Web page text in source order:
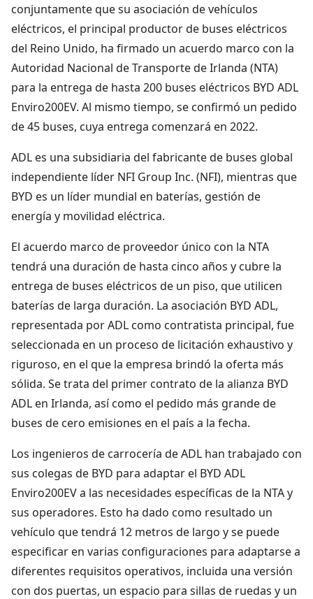
conjuntamente que su asociación de vehículos
eléctricos, el principal productor de buses eléctricos
del Reino Unido, ha firmado un acuerdo marco con la
Autoridad Nacional de Transporte de Irlanda (NTA)
para la entrega de hasta 200 buses eléctricos BYD ADL
Enviro200EV. Al mismo tiempo, se confirmó un pedido
de 45 buses, cuya entrega comenzará en 2022.
ADL es una subsidiaria del fabricante de buses global
independiente líder NFI Group Inc. (NFI), mientras que
BYD es un líder mundial en baterías, gestión de
energía y movilidad eléctrica.
El acuerdo marco de proveedor único con la NTA
tendrá una duración de hasta cinco años y cubre la
entrega de buses eléctricos de un piso, que utilicen
baterías de larga duración. La asociación BYD ADL,
representada por ADL como contratista principal, fue
seleccionada en un proceso de licitación exhaustivo y
riguroso, en el que la empresa brindó la oferta más
sólida. Se trata del primer contrato de la alianza BYD
ADL en Irlanda, así como el pedido más grande de
buses de cero emisiones en el país a la fecha.
Los ingenieros de carrocería de ADL han trabajado con
sus colegas de BYD para adaptar el BYD ADL
Enviro200EV a las necesidades específicas de la NTA y
sus operadores. Esto ha dado como resultado un
vehículo que tendrá 12 metros de largo y se puede
especificar en varias configuraciones para adaptarse a
diferentes requisitos operativos, incluida una versión
con dos puertas, un espacio para sillas de ruedas y un